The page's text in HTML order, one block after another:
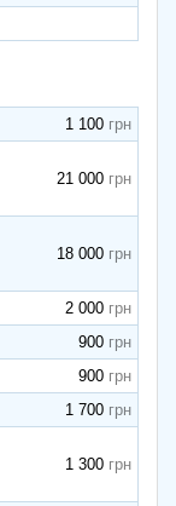
1 100
21 000
18 000
2 000
900
900
1 700
1 300